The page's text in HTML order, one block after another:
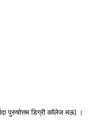
पुरुषोत्तम डिग्री कॉलेज मऊ) ।